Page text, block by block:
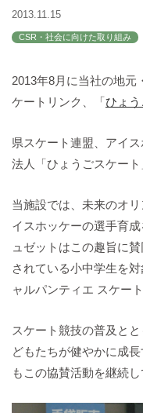
カサネオ
バックハウスイリエ
サイトマップ
2013.11.15
CSR・社会に向けた取り組み
2013年8月に当社の地元
ケートリンク、「ひょ
県スケート連盟、アイ
法人「ひょうごスケート
当施設では、未来のオ
イスホッケーの選手育
ュゼットはこの趣旨に
されている小中学生を
ャルパンティエ スケー
スケート競技の普及と
どもたちが健やかに成
もこの協賛活動を継続し